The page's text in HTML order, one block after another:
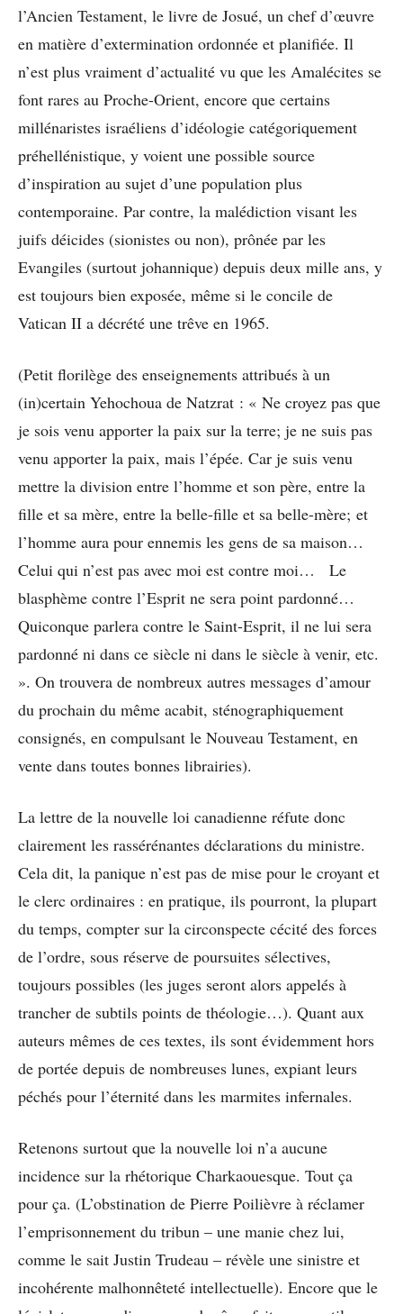
l’Ancien Testament, le livre de Josué, un chef d’œuvre
en matière d’extermination ordonnée et planifiée. Il
n’est plus vraiment d’actualité vu que les Amalécites se
font rares au Proche-Orient, encore que certains
millénaristes israéliens d’idéologie catégoriquement
préhellénistique, y voient une possible source
d’inspiration au sujet d’une population plus
contemporaine. Par contre, la malédiction visant les
juifs déicides (sionistes ou non), prônée par les
Evangiles (surtout johannique) depuis deux mille ans, y
est toujours bien exposée, même si le concile de
Vatican II a décrété une trêve en 1965.
(Petit florilège des enseignements attribués à un
(in)certain Yehochoua de Natzrat : « Ne croyez pas que
je sois venu apporter la paix sur la terre; je ne suis pas
venu apporter la paix, mais l’épée. Car je suis venu
mettre la division entre l’homme et son père, entre la
fille et sa mère, entre la belle-fille et sa belle-mère; et
l’homme aura pour ennemis les gens de sa maison…
Celui qui n’est pas avec moi est contre moi… Le
blasphème contre l’Esprit ne sera point pardonné…
Quiconque parlera contre le Saint-Esprit, il ne lui sera
pardonné ni dans ce siècle ni dans le siècle à venir, etc.
». On trouvera de nombreux autres messages d’amour
du prochain du même acabit, sténographiquement
consignés, en compulsant le Nouveau Testament, en
vente dans toutes bonnes librairies).
La lettre de la nouvelle loi canadienne réfute donc
clairement les rassérénantes déclarations du ministre.
Cela dit, la panique n’est pas de mise pour le croyant et
le clerc ordinaires : en pratique, ils pourront, la plupart
du temps, compter sur la circonspecte cécité des forces
de l’ordre, sous réserve de poursuites sélectives,
toujours possibles (les juges seront alors appelés à
trancher de subtils points de théologie…). Quant aux
auteurs mêmes de ces textes, ils sont évidemment hors
de portée depuis de nombreuses lunes, expiant leurs
péchés pour l’éternité dans les marmites infernales.
Retenons surtout que la nouvelle loi n’a aucune
incidence sur la rhétorique Charkaouesque. Tout ça
pour ça. (L’obstination de Pierre Poilièvre à réclamer
l’emprisonnement du tribun – une manie chez lui,
comme le sait Justin Trudeau – révèle une sinistre et
incohérente malhonnêteté intellectuelle). Encore que le